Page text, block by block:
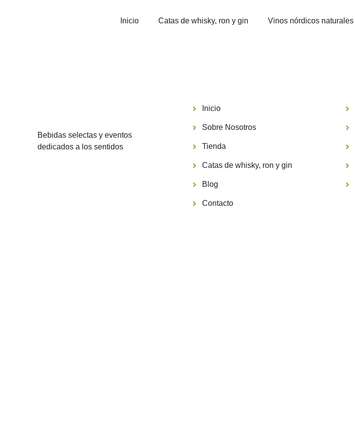
Inicio Catas de whisky, ron y gin Vinos nórdicos naturales
Bebidas selectas y eventos
dedicados a los sentidos
Inicio
Sobre Nosotros
Tienda
Catas de whisky, ron y gin
Blog
Contacto